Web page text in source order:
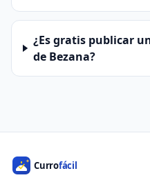
¿Es gratis publicar
de Bezana?